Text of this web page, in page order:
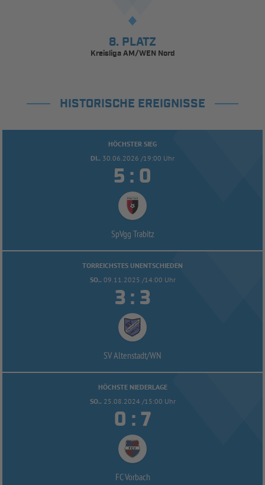
8. PLATZ
Kreisliga AM/WEN Nord
HISTORISCHE EREIGNISSE
HÖCHSTER SIEG
DI.. 30.06.2026 /19:00 Uhr
 : 
SpVgg Trabitz
TORREICHSTES UNENTSCHIEDEN
SO.. 09.11.2025 /14:00 Uhr
 : 
SV Altenstadt/WN
HÖCHSTE NIEDERLAGE
SO.. 25.08.2024 /15:00 Uhr
 : 
FC Vorbach